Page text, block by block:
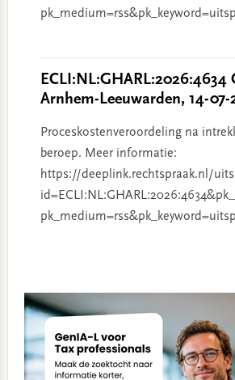
ECLI:NL:GHARL:2026:4634
Arnhem-Leeuwarden, 14-
Proceskostenveroordeling na
beroep. Meer informatie:
https://deeplink.rechtspraak.nl/
Sidebar